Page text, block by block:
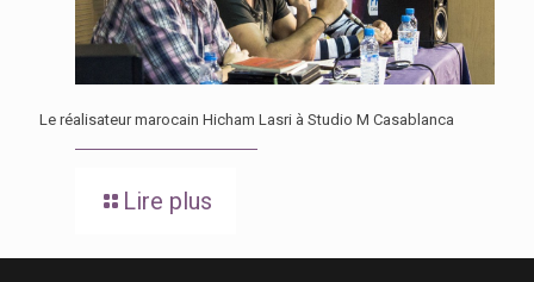
Le réalisateur marocain Hicham Lasri à Studio M Casablanca
Lire plus